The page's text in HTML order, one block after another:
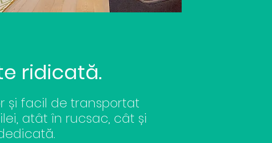
ridicată.
și facil de transportat
atât în rucsac, cât și